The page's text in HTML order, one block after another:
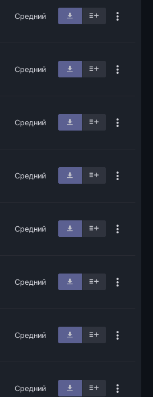
Средний
Средний
Средний
Средний
Средний
Средний
Средний
Средний